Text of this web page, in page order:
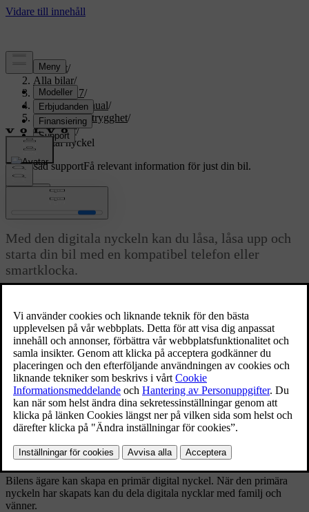
Support/
Alla bilar/
EX60 2027/
Användarmanual/
Åtkomst och trygghet/
Nycklar/
Digital nyckel
Anpassad supportFå relevant information för just din bil.
Med den digitala nyckeln kan du låsa, låsa upp och
starta din bil med en kompatibel telefon eller
smartklocka.
När du har konfigurerat en digital nyckel på din enhet fungerar den
på samma sätt som dina andra nycklar. Om din enhet har UWB [1]
funktion kan din bil upptäcka den digitala nyckeln på avstånd. Om
ett nyckelkort.
Bilens ägare kan skapa en primär digital nyckel. När den primära
nyckeln har skapats kan du dela digitala nycklar med familj och
vänner.